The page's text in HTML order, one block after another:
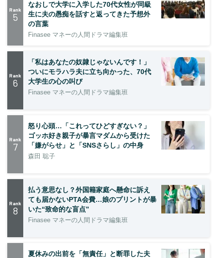
Rank
5
なおしで大学に入学した70代女性が同級
生に夫の愚痴を話すと返ってきた予想外
の言葉
Finasee マネーの人間ドラマ編集班
Rank
6
「私はあなたの奴隷じゃないんです！」
ついにモラハラ夫に立ち向かった、70代
大学生の心の叫び
Finasee マネーの人間ドラマ編集班
Rank
7
怒り心頭…「これってひどすぎない？」
ゴッホ好き親子が暴言マダムから受けた
「嫌がらせ」と「SNSさらし」の中身
森田 聡子
Rank
8
払う意思なし？外国籍家庭へ懸命に訴え
ても届かないPTA会費…娘のプリントが暴
いた“致命的な盲点”
Finasee マネーの人間ドラマ編集班
夏休みの出前を「無責任」と断罪した夫